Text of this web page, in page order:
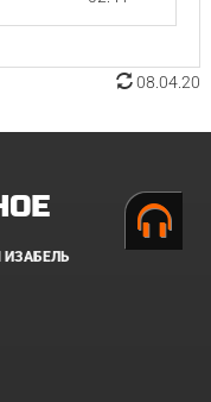
08.04.20